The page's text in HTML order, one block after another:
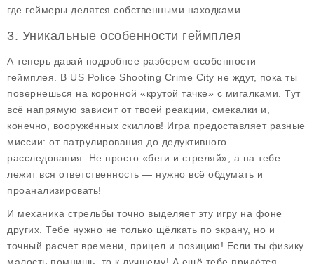
где геймеры делятся собственными находками.
3. Уникальные особенности геймплея
А теперь давай подробнее разберем особенности
геймплея . В US Police Shooting Crime City не ждут, пока ты
повернешься на коронной «крутой тачке» с мигалками. Тут
всё напрямую зависит от твоей реакции, смекалки и,
конечно, вооружённых скиллов! Игра предоставляет разные
миссии: от патрулирования до дедуктивного
расследования. Не просто «беги и стреляй», а на тебе
лежит вся ответственность — нужно всё обдумать и
проанализировать!
И механика стрельбы точно выделяет эту игру на фоне
других. Тебе нужно не только щёлкать по экрану, но и
точный расчет времени, прицел и позицию! Если ты физику